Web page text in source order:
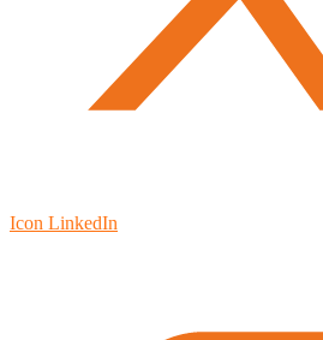
Icon LinkedIn